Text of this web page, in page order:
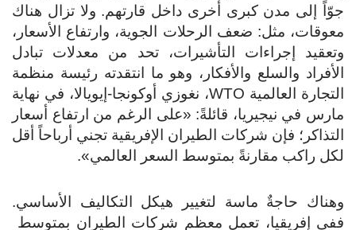
جوّاً إلى مدن كبرى أخرى داخل قارتهم. ولا تزال هناك
معوقات، مثل: ضعف الرحلات الجوية، وارتفاع الأسعار،
وتعقيد إجراءات التأشيرات، تحد من معدلات تبادل
الأفراد والسلع والأفكار، وهو ما انتقدته رئيسة منظمة
التجارة العالمية WTO، نغوزي أوكونجا-إيويالا، في نهاية
مارس في نيجيريا، قائلةً: «على الرغم من ارتفاع أسعار
التذاكر؛ فإن شركات الطيران الإفريقية تجني أرباحاً أقل
لكل راكب مقارنةً بمتوسط السعر ​​العالمي».
وهناك حاجةٌ ماسة لتغيير هيكل التكاليف الأساسي.